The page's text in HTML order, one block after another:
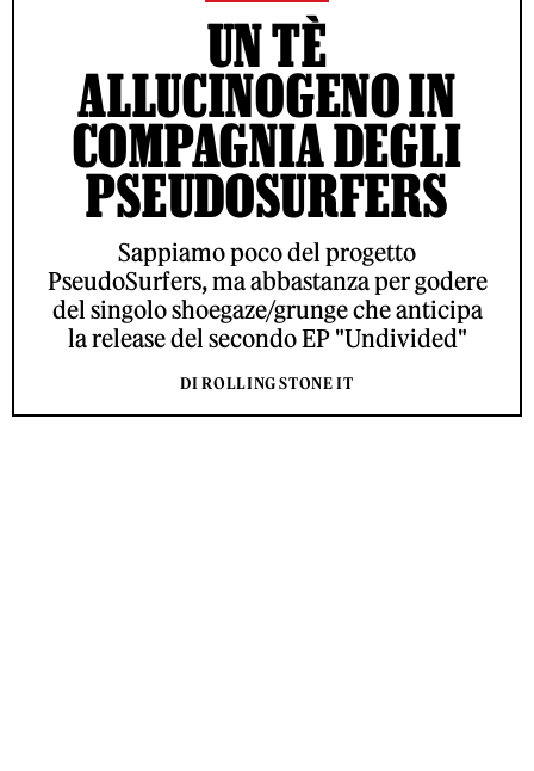
UN TÈ
ALLUCINOGENO IN
COMPAGNIA DEGLI
PSEUDOSURFERS
Sappiamo poco del progetto
PseudoSurfers, ma abbastanza per godere
del singolo shoegaze/grunge che anticipa
la release del secondo EP "Undivided"
DI ROLLING STONE IT